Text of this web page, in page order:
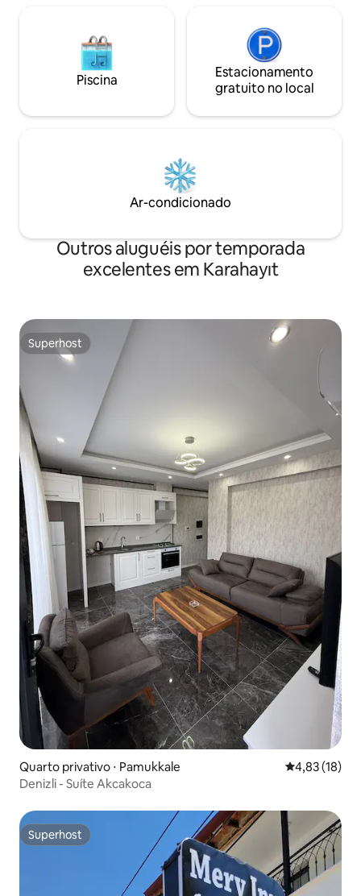
Piscina
Estacionamento
gratuito no local
Ar-condicionado
Outros aluguéis por temporada
excelentes em Karahayıt
Superhost
Superhost
Quarto privativo ⋅ Pamukkale 4,83 de uma
4,83 (18)
Denizli - Suíte Akcakoca
Superhost
Superhost